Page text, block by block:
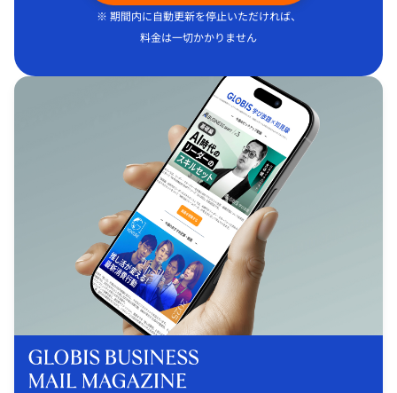
※ 期間内に自動更新を停止いただければ、
料金は一切かかりません